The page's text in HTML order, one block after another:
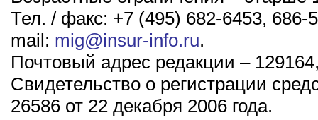
Тел. / факс: +7 (495) 682-6453, 686-
mail: mig@insur-info.ru.
Почтовый адрес редакции –
Свидетельство о регистрации
26586 от 22 декабря 2006 года.